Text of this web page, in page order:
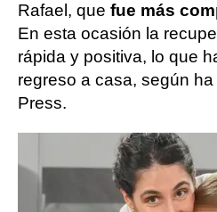
Rafael, que fue más
En esta ocasión la
rápida y positiva, lo que
regreso a casa, según
Press.